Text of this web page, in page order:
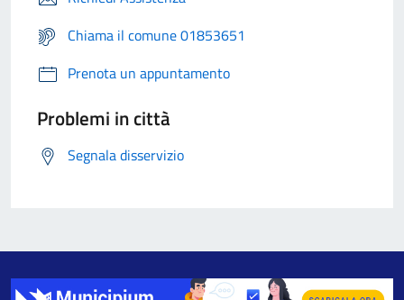
Chiama il comune 01853651
Prenota un appuntamento
Problemi in città
Segnala disservizio